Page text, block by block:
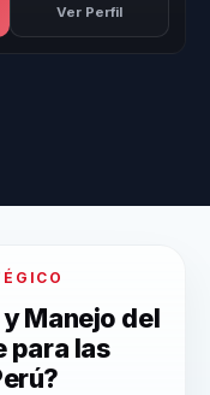
Ver Perfil
Manejo del
para las